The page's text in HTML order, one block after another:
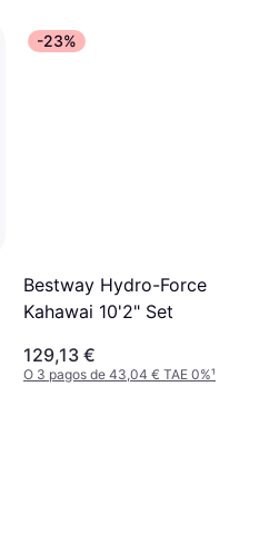
-23%
Bestway Hydro-Force
Kahawai 10'2" Set
129,13 €
O 3 pagos de 43,04 € TAE 0%¹